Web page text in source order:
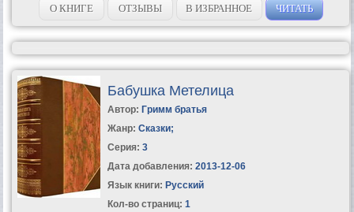
О КНИГЕ ОТЗЫВЫ В ИЗБРАННОЕ ЧИТАТЬ
Бабушка Метелица
Автор: Гримм братья
Жанр: Сказки;
Серия: 3
Дата добавления: 2013-12-06
Язык книги: Русский
Кол-во страниц: 1